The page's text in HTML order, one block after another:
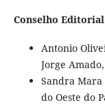
Conselho Editorial
Antonio
Jorge
Sandra Mara
do Oeste do